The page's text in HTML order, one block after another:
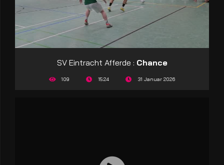
SV Eintracht Afferde : Chance
109 15:24 31 Januar 2026